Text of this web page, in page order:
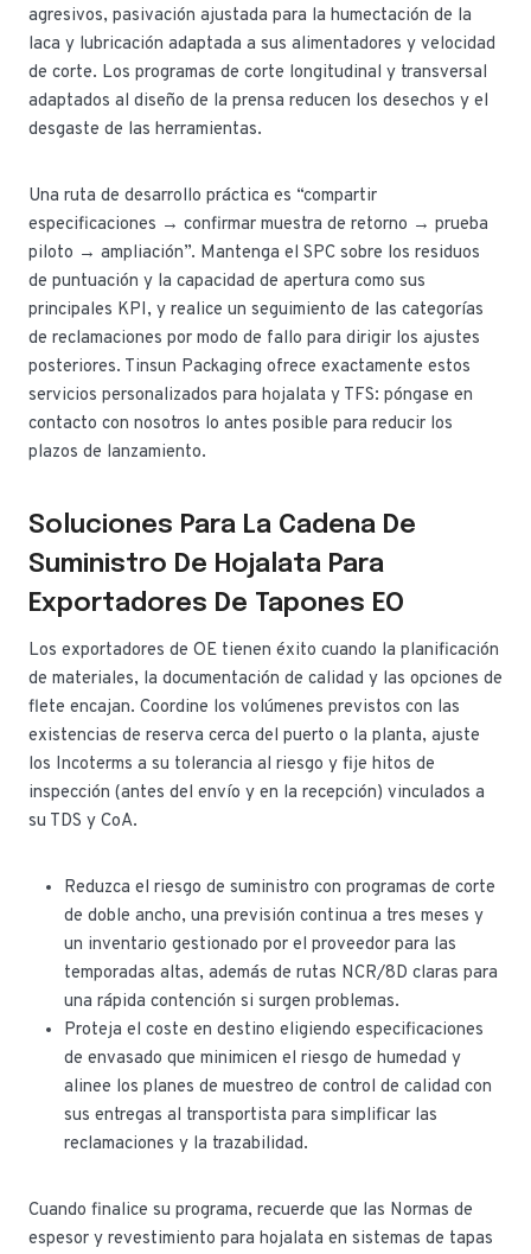
agresivos, pasivación ajustada para la humectación de la
laca y lubricación adaptada a sus alimentadores y velocidad
de corte. Los programas de corte longitudinal y transversal
adaptados al diseño de la prensa reducen los desechos y el
desgaste de las herramientas.
Una ruta de desarrollo práctica es “compartir
especificaciones → confirmar muestra de retorno → prueba
piloto → ampliación”. Mantenga el SPC sobre los residuos
de puntuación y la capacidad de apertura como sus
principales KPI, y realice un seguimiento de las categorías
de reclamaciones por modo de fallo para dirigir los ajustes
posteriores. Tinsun Packaging ofrece exactamente estos
servicios personalizados para hojalata y TFS: póngase en
contacto con nosotros lo antes posible para reducir los
plazos de lanzamiento.
Soluciones Para La Cadena De
Suministro De Hojalata Para
Exportadores De Tapones EO
Los exportadores de OE tienen éxito cuando la planificación
de materiales, la documentación de calidad y las opciones de
flete encajan. Coordine los volúmenes previstos con las
existencias de reserva cerca del puerto o la planta, ajuste
los Incoterms a su tolerancia al riesgo y fije hitos de
inspección (antes del envío y en la recepción) vinculados a
su TDS y CoA.
Reduzca el riesgo de suministro con programas de corte
de doble ancho, una previsión continua a tres meses y
un inventario gestionado por el proveedor para las
temporadas altas, además de rutas NCR/8D claras para
una rápida contención si surgen problemas.
Proteja el coste en destino eligiendo especificaciones
de envasado que minimicen el riesgo de humedad y
alinee los planes de muestreo de control de calidad con
sus entregas al transportista para simplificar las
reclamaciones y la trazabilidad.
Cuando finalice su programa, recuerde que las Normas de
espesor y revestimiento para hojalata en sistemas de tapas